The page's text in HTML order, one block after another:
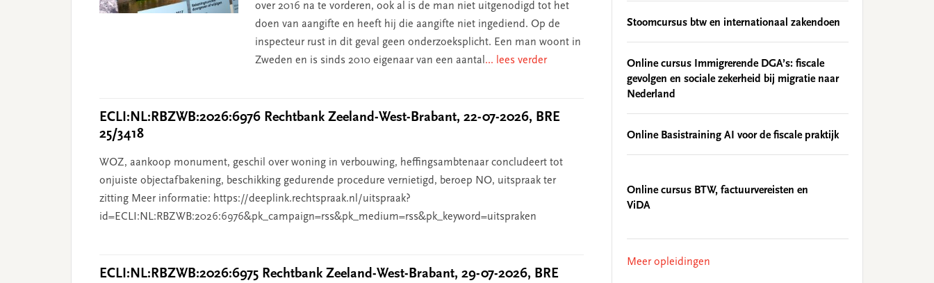
over 2016 na te vorderen, ook al is de man niet uitgenodigd tot het
doen van aangifte en heeft hij die aangifte niet ingediend. Op de
inspecteur rust in dit geval geen onderzoeksplicht. Een man woont in
Zweden en is sinds 2010 eigenaar van een aantal ... lees verder
ECLI:NL:RBZWB:2026:6976 Rechtbank Zeeland-West-Brabant, 22-07-2026, BRE
25/3418
WOZ, aankoop monument, geschil over woning in verbouwing, heffingsambtenaar concludeert tot
onjuiste objectafbakening, beschikking gedurende procedure vernietigd, beroep NO, uitspraak ter
zitting Meer informatie: https://deeplink.rechtspraak.nl/uitspraak?
id=ECLI:NL:RBZWB:2026:6976&pk_campaign=rss&pk_medium=rss&pk_keyword=uitspraken
ECLI:NL:RBZWB:2026:6975 Rechtbank Zeeland-West-Brabant, 29-07-2026, BRE
Stoomcursus btw en internationaal zakendoen
Online cursus Immigrerende DGA’s: fiscale
gevolgen en sociale zekerheid bij migratie naar
Nederland
Online Basistraining AI voor de fiscale praktijk
Online cursus BTW, factuurvereisten en
ViDA
Meer opleidingen